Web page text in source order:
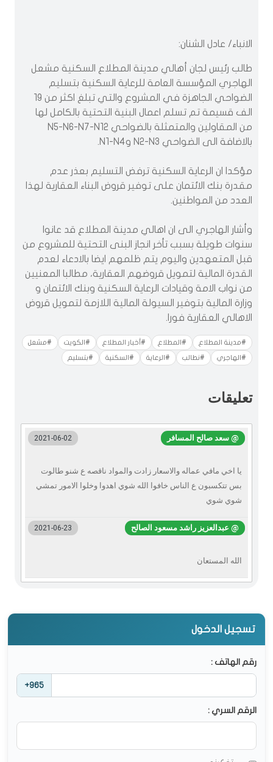
الانباء/ عادل الشنان:
طالب رئيس لجان أهالي مدينة المطلاع السكنية مشعل
الهاجري المؤسسة العامة للرعاية السكنية بتسليم
الضواحي الجاهزة في المشروع والتي تبلغ اكثر من 19
الف قسيمة تم تسلم اعمال البنية التحتية بالكامل لها
من المقاولين والمتمثلة بالضواحي N5-N6-N7-N12
بالاضافة الى الضواحي N2-N3 وN1-N4.
مؤكدا ان الرعاية السكنية ترفض التسليم بعذر عدم
مقدرة بنك الائتمان على توفير قروض البناء العقارية لهذا
العدد من المواطنين.
وأشار الهاجري الى ان اهالي مدينة المطلاع قد عانوا
سنوات طويلة بسبب تأخر انجاز البنى التحتية للمشروع من
قبل المتعهدين واليوم يتم ظلمهم ايضا بالادعاء لعدم
القدرة المالية لتمويل قروضهم العقارية، مطالبا المعنيين
من نواب الامة وقيادات الرعاية السكنية وبنك الائتمان و
وزارة المالية بتوفير السيولة المالية اللازمة لتمويل قروض
الاهالي العقارية فورا.
#مدينة المطلاع #المطلاع #أخبار المطلاع #الكويت #مشعل
#الهاجري #نطالب #الرعاية #السكنية #بتسليم
تعليقات
@ سعد صالح المسافر 2021-06-02
يا اخي مافي عماله والاسعار زادت والمواد ناقصه ع شنو طالوت
بس تتكسبون ع الناس خافوا الله شوي اهدوا وخلوا الامور تمشي
شوي شوي
@ عبدالعزيز راشد مسعود الصالح 2021-06-23
الله المستعان
تسجيل الدخول
رقم الهاتف :
+965
الرقم السري :